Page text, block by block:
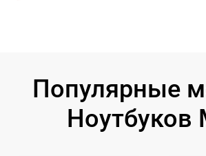
Популярные
Ноутбуков